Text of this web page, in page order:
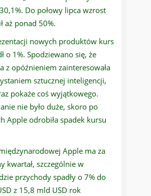
Do połowy lipca wzrost
aż ponad 50%.
nowych produktów kurs
o 1%. Spodziewano się, że
z opóźnieniem zainteresowała
sztucznej inteligencji,
pokaże coś wyjątkowego.
nie było duże, skoro po
Apple odrobiła spadek kursu
Apple ma za
kwartał, szczególnie w
przychody spadły o 7% do
z 15,8 mld USD rok